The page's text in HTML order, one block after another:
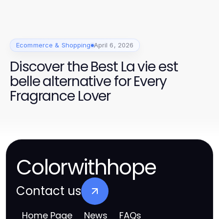
Ecommerce & Shopping April 6, 2026
Discover the Best La vie est
belle alternative for Every
Fragrance Lover
Colorwithhope
Contact us
Home Page News FAQs